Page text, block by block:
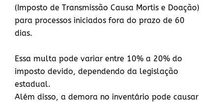
(Imposto de Transmissão Causa Mortis e Doação)
para processos iniciados fora do prazo de 60
dias.
Essa multa pode variar entre 10% a 20% do
imposto devido, dependendo da legislação
estadual.
Além disso, a demora no inventário pode causar